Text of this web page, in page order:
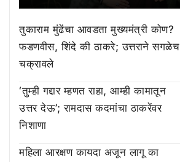
तुकाराम मुंढेंचा आवडता मुख्यमंत्री कोण?
फडणवीस, शिंदे की ठाकरे; उत्तराने सगळेच
चक्रावले
‘तुम्ही गद्दार म्हणत राहा, आम्ही कामातून
उत्तर देऊ’; रामदास कदमांचा ठाकरेंवर
निशाणा
महिला आरक्षण कायदा अजून लागू का